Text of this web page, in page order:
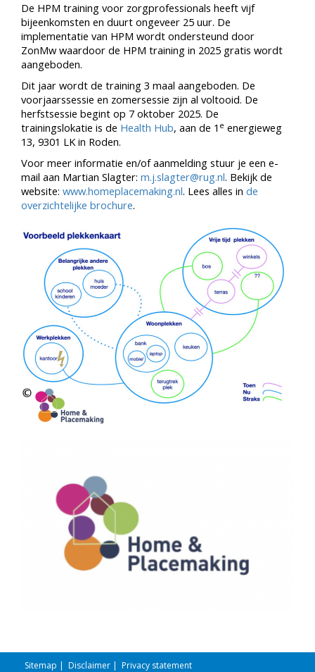
De HPM training voor zorgprofessionals heeft vijf
bijeenkomsten en duurt ongeveer 25 uur. De
implementatie van HPM wordt ondersteund door
ZonMw waardoor de HPM training in 2025 gratis wordt
aangeboden.
Dit jaar wordt de training 3 maal aangeboden. De
voorjaarssessie en zomersessie zijn al voltooid. De
herfstsessie begint op 7 oktober 2025. De
trainingslokatie is de Health Hub, aan de 1 e energieweg
13, 9301 LK in Roden.
Voor meer informatie en/of aanmelding stuur je een e-
mail aan Martian Slagter: m.j.slagter@rug.nl. Bekijk de
website: www.homeplacemaking.nl. Lees alles in de
overzichtelijke brochure.
Sitemap | Disclaimer | Privacy statement